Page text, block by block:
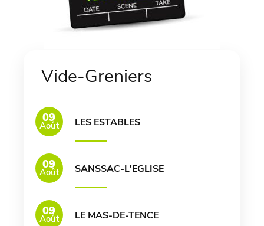
Vide-Greniers
09
Août LES ESTABLES
09
Août SANSSAC-L'EGLISE
09
Août LE MAS-DE-TENCE